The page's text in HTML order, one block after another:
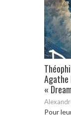
Agathe
«
Pour